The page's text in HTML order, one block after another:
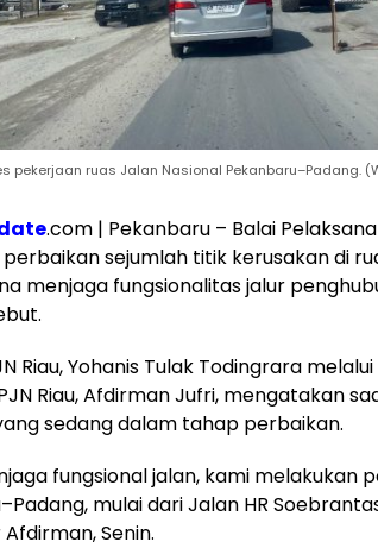
pekerjaan ruas Jalan Nasional Pekanbaru–Padang.
.com | Pekanbaru – Balai
sejumlah titik kerusakan di
menjaga fungsionalitas jalur
Riau, Yohanis Tulak Todingrara
Riau, Afdirman Jufri, mengatakan
sedang dalam tahap perbaikan.
fungsional jalan, kami melakukan
mulai dari Jalan HR
Afdirman, Senin.